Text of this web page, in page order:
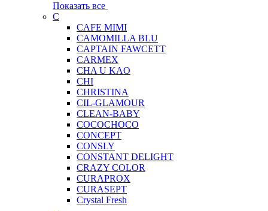
Показать все
C
CAFE MIMI
CAMOMILLA BLU
CAPTAIN FAWCETT
CARMEX
CHA U KAO
CHI
CHRISTINA
CIL-GLAMOUR
CLEAN-BABY
COCOCHOCO
CONCEPT
CONSLY
CONSTANT DELIGHT
CRAZY COLOR
CURAPROX
CURASEPT
Crystal Fresh